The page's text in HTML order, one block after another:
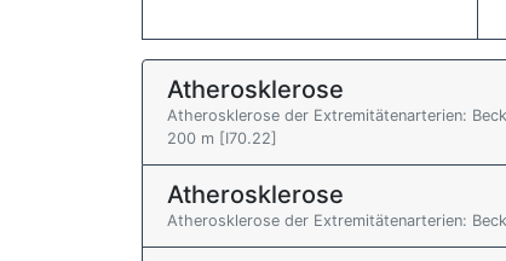
Atherosklerose
Atherosklerose der Extremitätenarterien:
200 m [I70.22]
Atherosklerose
Atherosklerose der Extremitätenarterien: